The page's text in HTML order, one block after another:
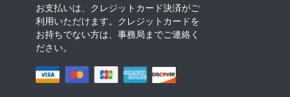
お支払いは、クレジットカード決済がご
利用いただけます。クレジットカードを
お持ちでない方は、事務局までご連絡く
ださい。